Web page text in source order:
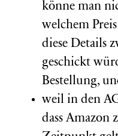
könne man
welchem
diese Details
geschickt
Bestellung,
weil in den
dass Amazon